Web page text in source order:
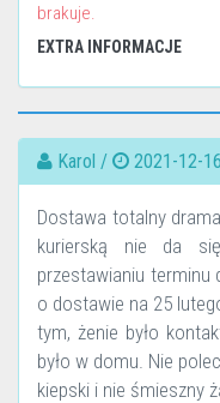
brakuje.
EXTRA INFORMACJE
Karol / 2021-12-16
Dostawa totalny
kurierską nie da
przestawianiu
o dostawie na 25
tym, żenie było
było w domu. Nie
kiepski i nie śmieszny